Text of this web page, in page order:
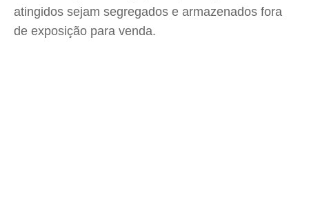
atingidos sejam segregados e armazenados fora
de exposição para venda.